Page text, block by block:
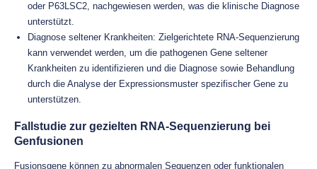
oder P63LSC2, nachgewiesen werden, was die klinische Diagnose
unterstützt.
Diagnose seltener Krankheiten: Zielgerichtete RNA-Sequenzierung
kann verwendet werden, um die pathogenen Gene seltener
Krankheiten zu identifizieren und die Diagnose sowie Behandlung
durch die Analyse der Expressionsmuster spezifischer Gene zu
unterstützen.
Fallstudie zur gezielten RNA-Sequenzierung bei
Genfusionen
Fusionsgene können zu abnormalen Sequenzen oder funktionalen